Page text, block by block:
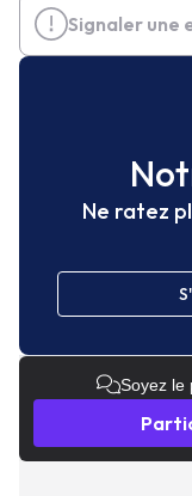
Signaler une
Ne ratez
Soyez le